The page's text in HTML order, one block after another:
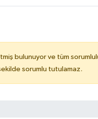
bulunuyor ve tüm
sorumlu tutulamaz.